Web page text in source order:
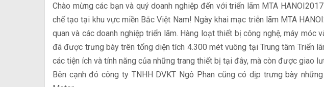
Chào mừng các bạn và quý doanh nghiệp đến với triển lãm MTA
chế tạo tại khu vực miền Bắc Việt Nam! Ngày khai mạc triễn lãm MTA
quan và các doanh nghiệp triển lãm. Hàng loạt thiết bị công nghệ, máy
đã được trưng bày trên tổng diện tích 4.300 mét vuông tại Trung tâm Triển
các tiện ích và tính năng của những trang thiết bị tại đây, mà còn được giao
Bên cạnh đó công ty TNHH DVKT Ngô Phan cũng có dịp trưng bày